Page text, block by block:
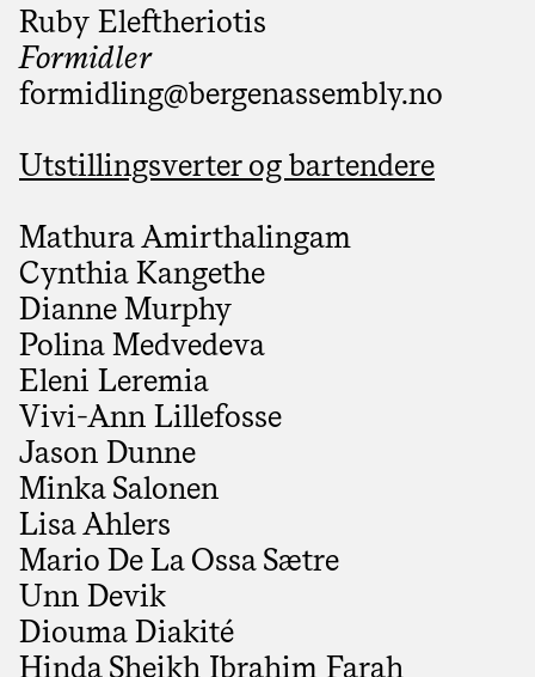
Ruby Eleftheriotis
Formidler
formidling@­bergenassembly.no
Utstillingsverter og bartendere
Mathura Amirthalingam
Cynthia Kangethe
Dianne Murphy
Polina Medvedeva
Eleni Leremia
Vivi-Ann Lillefosse
Jason Dunne
Minka Salonen
Lisa Ahlers
Mario De La Ossa Sætre
Unn Devik
Diouma Diakité
Hinda Sheikh Ibrahim Farah